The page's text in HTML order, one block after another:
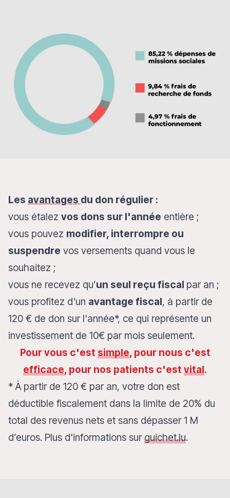
Les avantages du don régulier :
vous étalez vos dons sur l'année entière ;
vous pouvez modifier, interrompre ou
suspendre vos versements quand vous le
souhaitez ;
vous ne recevez qu’un seul reçu fiscal par an ;
vous profitez d'un avantage fiscal, à partir de
120 € de don sur l'année*, ce qui représente un
investissement de 10€ par mois seulement.
Pour vous c'est simple, pour nous c'est
efficace, pour nos patients c'est vital.
* À partir de 120 € par an, votre don est
déductible fiscalement dans la limite de 20% du
total des revenus nets et sans dépasser 1 M
d’euros. Plus d'informations surguichet.lu.